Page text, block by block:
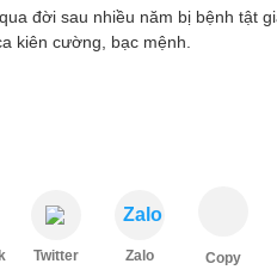
đời sau nhiều năm bị bệnh tật
kiên cường, bạc mệnh.
Twitter
Zalo
Zalo Copy